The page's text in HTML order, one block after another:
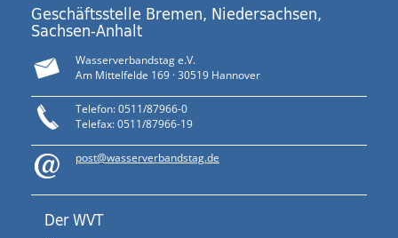
Geschäftsstelle Bremen, Niedersachsen,
Sachsen-Anhalt
Wasserverbandstag e.V.
Am Mittelfelde 169 · 30519 Hannover
Telefon: 0511/87966-0
Telefax: 0511/87966-19
post@wasserverbandstag.de
Der WVT